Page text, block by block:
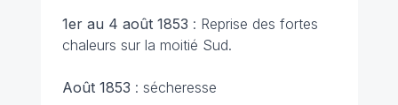
1er au 4 août 1853 : Reprise des fortes
chaleurs sur la moitié Sud.
Août 1853 : sécheresse